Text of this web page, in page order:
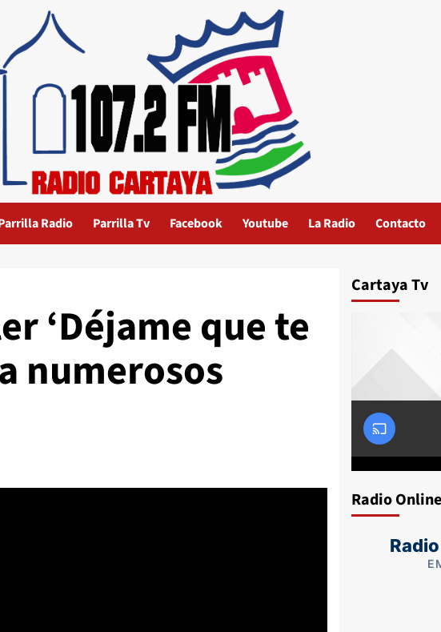
Radio Parrilla Tv Facebook Youtube La Radio Contacto
‘Déjame que te
numerosos
Cartaya Tv
Radio Online